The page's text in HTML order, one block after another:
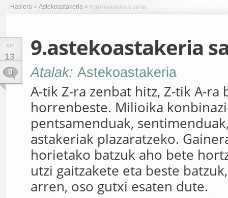
Hasiera » Astekoastakeria » 9.astekoastakeria saria
API
13
0
9.astekoastakeria
Atalak: Astekoastakeria
A-tik Z-ra zenbat hitz, Z-tik A-ra
horrenbeste. Milioika
pentsamenduak,
astakeriak plazaratzeko.
horietako batzuk aho bete
utzi gaitzakete eta beste
arren, oso gutxi esaten dute.